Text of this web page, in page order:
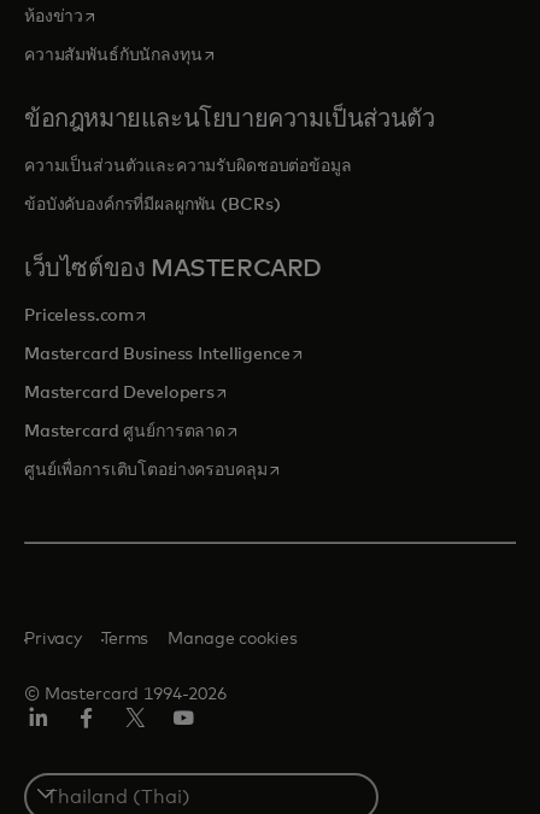
ห้องข่าว opens in a new tab
ความสัมพันธ์กับนักลงทุน opens in a new tab
ข้อกฎหมายและนโยบายความเป็นส่วนตัว
ความเป็นส่วนตัวและความรับผิดชอบต่อข้อมูล
ข้อบังคับองค์กรที่มีผลผูกพัน (BCRs)
เว็บไซต์ของ MASTERCARD
Priceless.com opens in a new tab
Mastercard Business Intelligenceopens in a new tab
Mastercard Developersopens in a new tab
Mastercard ศูนย์การตลาด opens in a new tab
ศูนย์เพื่อการเติบโตอย่างครอบคลุมopens in a new tab
© Mastercard 1994-2026
Privacy Terms Manage cookies
Select
a
เตอร์/
เอ็กซ์